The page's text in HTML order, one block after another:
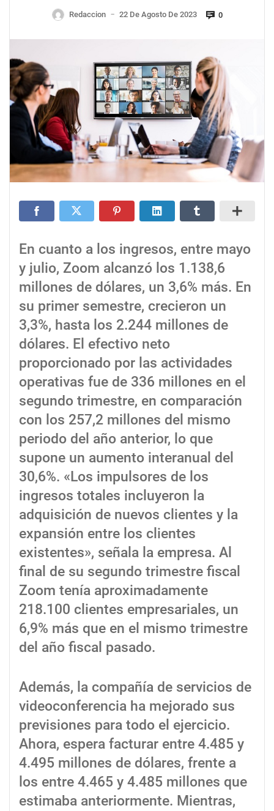
Redaccion — 22 De Agosto De 2023 0
En cuanto a los ingresos, entre mayo
y julio, Zoom alcanzó los 1.138,6
millones de dólares, un 3,6% más. En
su primer semestre, crecieron un
3,3%, hasta los 2.244 millones de
dólares. El efectivo neto
proporcionado por las actividades
operativas fue de 336 millones en el
segundo trimestre, en comparación
con los 257,2 millones del mismo
periodo del año anterior, lo que
supone un aumento interanual del
30,6%. «Los impulsores de los
ingresos totales incluyeron la
adquisición de nuevos clientes y la
expansión entre los clientes
existentes», señala la empresa. Al
final de su segundo trimestre fiscal
Zoom tenía aproximadamente
218.100 clientes empresariales, un
6,9% más que en el mismo trimestre
del año fiscal pasado.
Además, la compañía de servicios de
videoconferencia ha mejorado sus
previsiones para todo el ejercicio.
Ahora, espera facturar entre 4.485 y
4.495 millones de dólares, frente a
los entre 4.465 y 4.485 millones que
estimaba anteriormente. Mientras,